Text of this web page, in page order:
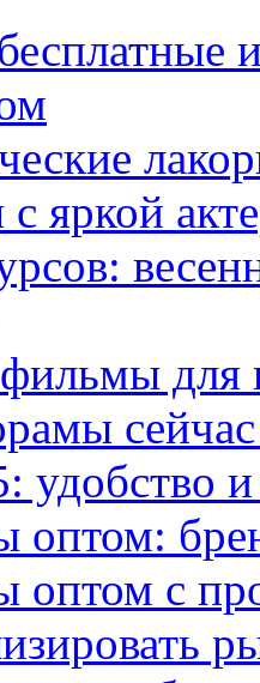
яркой
для
удобство
оптом:
оптом с